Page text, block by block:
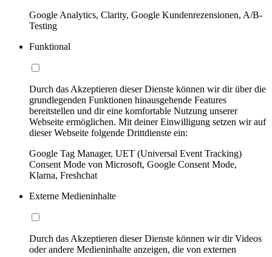
Google Analytics, Clarity, Google Kundenrezensionen, A/B-
Testing
Funktional
Durch das Akzeptieren dieser Dienste können wir dir über die
grundlegenden Funktionen hinausgehende Features
bereitstellen und dir eine komfortable Nutzung unserer
Webseite ermöglichen. Mit deiner Einwilligung setzen wir auf
dieser Webseite folgende Drittdienste ein:
Google Tag Manager, UET (Universal Event Tracking)
Consent Mode von Microsoft, Google Consent Mode,
Klarna, Freshchat
Externe Medieninhalte
Durch das Akzeptieren dieser Dienste können wir dir Videos
oder andere Medieninhalte anzeigen, die von externen